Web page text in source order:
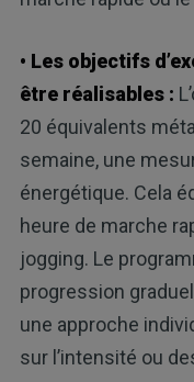
• Les objectifs
être réalisables :
20 équivalents
semaine, une
énergétique. Cela
heure de marche
jogging. Le
progression
une approche
sur l’intensité ou